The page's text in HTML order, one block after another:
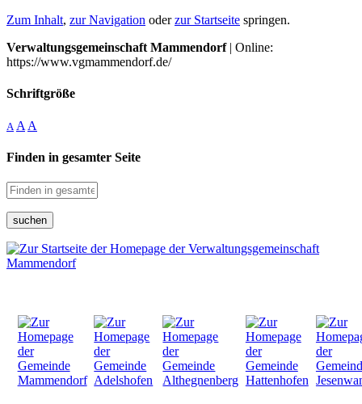
Zum Inhalt, zur Navigation oderzur Startseite springen.
Verwaltungsgemeinschaft Mammendorf| Online:
https://www.vgmammendorf.de/
Schriftgröße
A A A
Finden in gesamter Seite
suchen